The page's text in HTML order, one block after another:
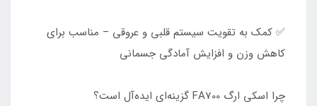
✅ کمک به تقویت سیستم قلبی و عروقی – مناسب برای
کاهش وزن و افزایش آمادگی جسمانی
چرا اسکی ارگ FA700 گزینه‌ای ایده‌آل است؟